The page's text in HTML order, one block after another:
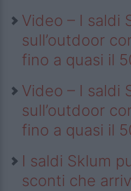
Video – I saldi
sull’outdoor
fino a quasi il
Video – I saldi
sull’outdoor
fino a quasi il
I saldi Sklum
sconti che